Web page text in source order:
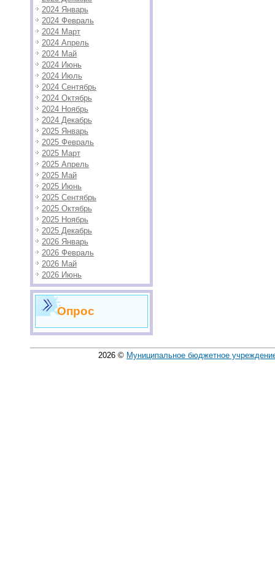
2024 Январь
2024 Февраль
2024 Март
2024 Апрель
2024 Май
2024 Июнь
2024 Июль
2024 Сентябрь
2024 Октябрь
2024 Ноябрь
2024 Декабрь
2025 Январь
2025 Февраль
2025 Март
2025 Апрель
2025 Май
2025 Июнь
2025 Сентябрь
2025 Октябрь
2025 Ноябрь
2025 Декабрь
2026 Январь
2026 Февраль
2026 Май
2026 Июнь
Опрос
2026 © Муниципальное бюджетное